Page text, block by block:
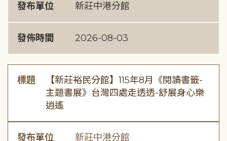
發布單位 新莊中港分館
發佈時間 2026-08-03
標題
【新莊裕民分館】115年8月《閱讀書籤-
主題書展》台灣四處走透透-舒展身心樂
逍遙
發布單位 新莊中港分館